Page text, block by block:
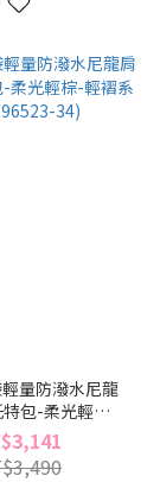
量防潑水尼龍
包-柔光輕棕-
34)